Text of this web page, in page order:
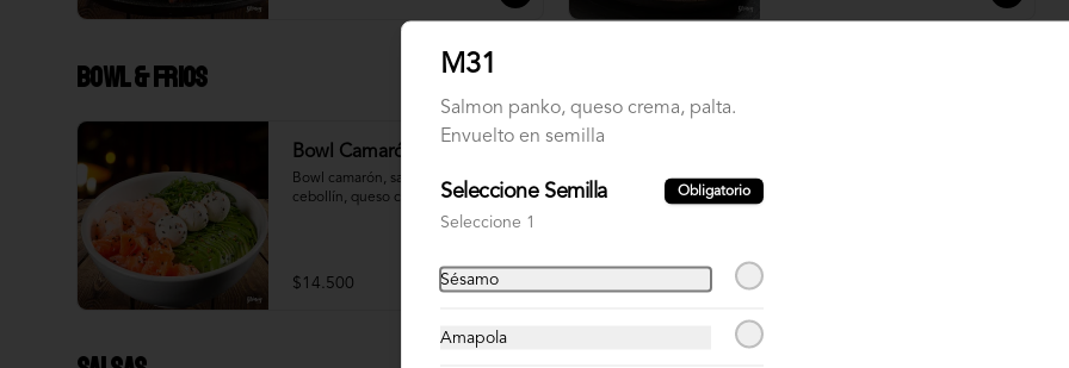
Bowl & frios
Bowl Camarón Salmon
Bowl camarón, salmón, palta,
cebollín, queso crema.
$14.500
M31
Salmon panko, queso crema, palta.
Envuelto en semilla
Seleccione Semilla Obligatorio
Seleccione 1
Sésamo
Amapola